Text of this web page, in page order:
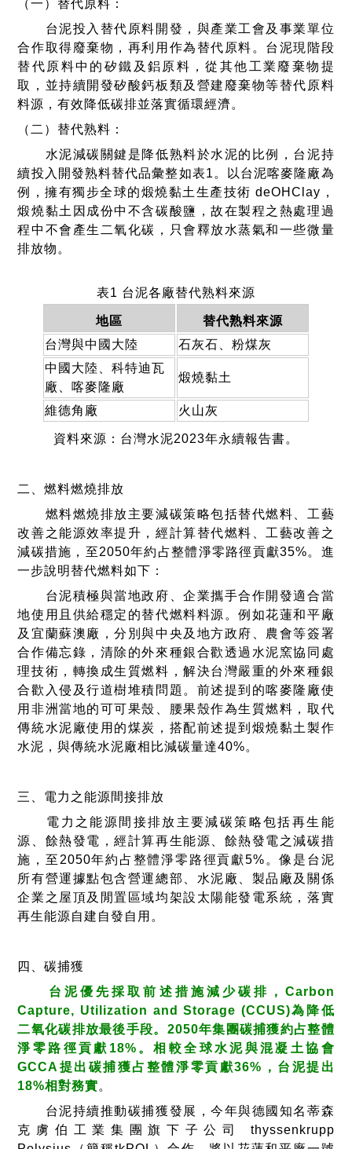
（一）替代原料：
台泥投入替代原料開發，與產業工會及事業單位
合作取得廢棄物，再利用作為替代原料。台泥現階段
替代原料中的矽鐵及鋁原料，從其他工業廢棄物提
取，並持續開發矽酸鈣板類及營建廢棄物等替代原料
料源，有效降低碳排並落實循環經濟。
（二）替代熟料：
水泥減碳關鍵是降低熟料於水泥的比例，台泥持
續投入開發熟料替代品彙整如表1。以台泥喀麥隆廠為
例，擁有獨步全球的煅燒黏土生產技術 deOHClay，
煅燒黏土因成份中不含碳酸鹽，故在製程之熱處理過
程中不會產生二氧化碳，只會釋放水蒸氣和一些微量
排放物。
表1 台泥各廠替代熟料來源
地區
替代熟料來源
台灣與中國大陸
石灰石、粉煤灰
中國大陸、科特迪瓦
廠、喀麥隆廠
煅燒黏土
維德角廠 火山灰
資料來源：台灣水泥2023年永續報告書。
二、燃料燃燒排放
燃料燃燒排放主要減碳策略包括替代燃料、工藝
改善之能源效率提升，經計算替代燃料、工藝改善之
減碳措施，至2050年約占整體淨零路徑貢獻35%。進
一步說明替代燃料如下：
台泥積極與當地政府、企業攜手合作開發適合當
地使用且供給穩定的替代燃料料源。例如花蓮和平廠
及宜蘭蘇澳廠，分別與中央及地方政府、農會等簽署
合作備忘錄，清除的外來種銀合歡透過水泥窯協同處
理技術，轉換成生質燃料，解決台灣嚴重的外來種銀
合歡入侵及行道樹堆積問題。前述提到的喀麥隆廠使
用非洲當地的可可果殼、腰果殼作為生質燃料，取代
傳統水泥廠使用的煤炭，搭配前述提到煅燒黏土製作
水泥，與傳統水泥廠相比減碳量達40%。
三、電力之能源間接排放
電力之能源間接排放主要減碳策略包括再生能
源、餘熱發電，經計算再生能源、餘熱發電之減碳措
施，至2050年約占整體淨零路徑貢獻5%。像是台泥
所有營運據點包含營運總部、水泥廠、製品廠及關係
企業之屋頂及閒置區域均架設太陽能發電系統，落實
再生能源自建自發自用。
四、碳捕獲
台泥優先採取前述措施減少碳排，Carbon
Capture, Utilization and Storage (CCUS)為降低
二氧化碳排放最後手段。2050年集團碳捕獲約占整體
淨零路徑貢獻18%。相較全球水泥與混凝土協會
GCCA提出碳捕獲占整體淨零貢獻36%，台泥提出
18%相對務實。
台泥持續推動碳捕獲發展，今年與德國知名蒂森
克虜伯工業集團旗下子公司 thyssenkrupp